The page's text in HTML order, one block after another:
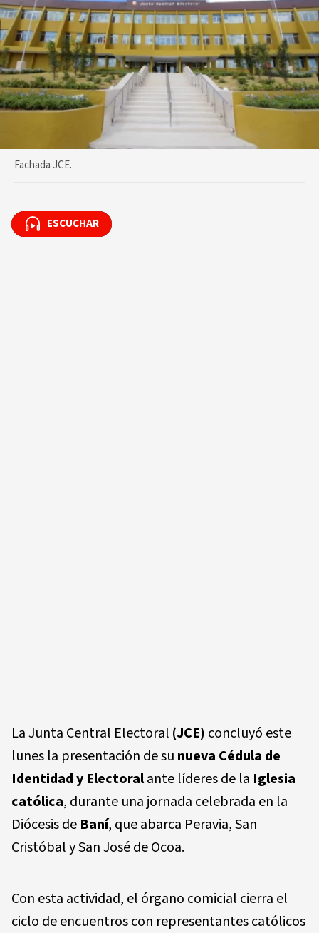
Fachada JCE.
ESCUCHAR
ESCUCHAR
La Junta Central Electoral (JCE) concluyó este
lunes la presentación de su nueva Cédula de
Identidad y Electoralante líderes de la Iglesia
católica, durante una jornada celebrada en la
Diócesis de Baní, que abarca Peravia, San
Cristóbal y San José de Ocoa.
Con esta actividad, el órgano comicial cierra el
ciclo de encuentros con representantes católicos